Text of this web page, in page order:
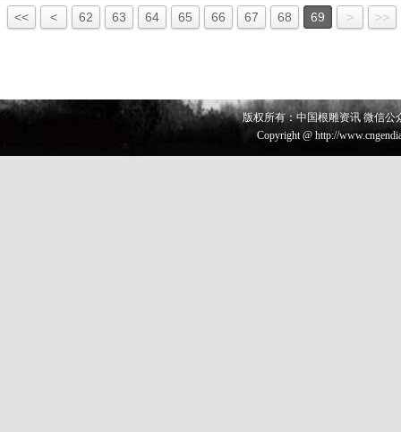
<< < 62 63 64 65 66 67 68 69 > >>
版权所有：中国根雕资讯 微信公
Copyright @ http://